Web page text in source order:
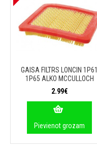
GAISA FILTRS LONCIN 1P61
1P65 ALKO MCCULLOCH
2.99€
Pievienot grozam